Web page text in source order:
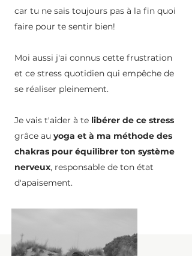
car tu ne sais toujours pas à la fin quoi
faire pour te sentir bien!
Moi aussi j'ai connus cette frustration
et ce stress quotidien qui empêche de
se réaliser pleinement.
Je vais t'aider à te libérer de ce stress
grâce au yoga et à ma méthode des
chakras pour équilibrer ton système
nerveux, responsable de ton état
d'apaisement.